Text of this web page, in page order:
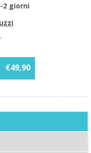
2 giorni
€49,90